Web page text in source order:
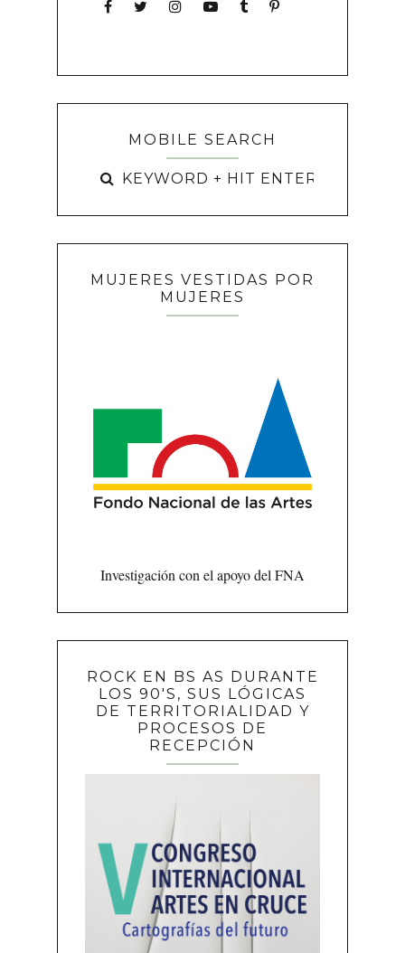
MOBILE SEARCH
MUJERES VESTIDAS POR
MUJERES
Investigación con el apoyo del FNA
ROCK EN BS AS DURANTE
LOS 90'S, SUS LÓGICAS
DE TERRITORIALIDAD Y
PROCESOS DE
RECEPCIÓN